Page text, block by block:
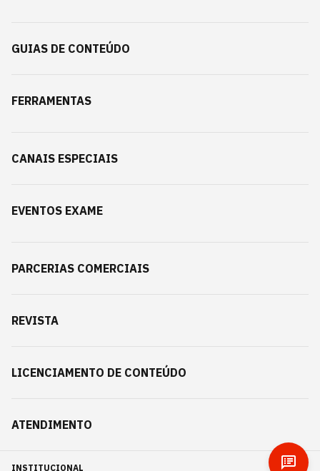
GUIAS DE CONTEÚDO
FERRAMENTAS
CANAIS ESPECIAIS
EVENTOS EXAME
PARCERIAS COMERCIAIS
REVISTA
LICENCIAMENTO DE CONTEÚDO
ATENDIMENTO
INSTITUCIONAL